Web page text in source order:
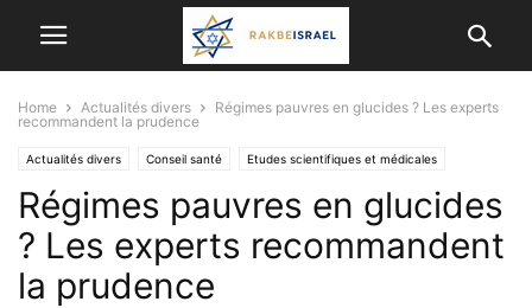
Home Actualités divers
Régimes pauvres en glucides ? Les experts
recommandent la prudence
Actualités divers Conseil santé Etudes scientifiques et médicales
Régimes pauvres en glucides
? Les experts recommandent
la prudence